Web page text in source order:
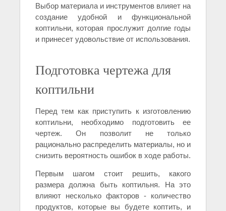
Выбор материала и инструментов влияет на
создание удобной и функциональной
коптильни, которая прослужит долгие годы
и принесет удовольствие от использования.
Подготовка чертежа для
коптильни
Перед тем как приступить к изготовлению
коптильни, необходимо подготовить ее
чертеж. Он позволит не только
рационально распределить материалы, но и
снизить вероятность ошибок в ходе работы.
Первым шагом стоит решить, какого
размера должна быть коптильня. На это
влияют несколько факторов - количество
продуктов, которые вы будете коптить, и